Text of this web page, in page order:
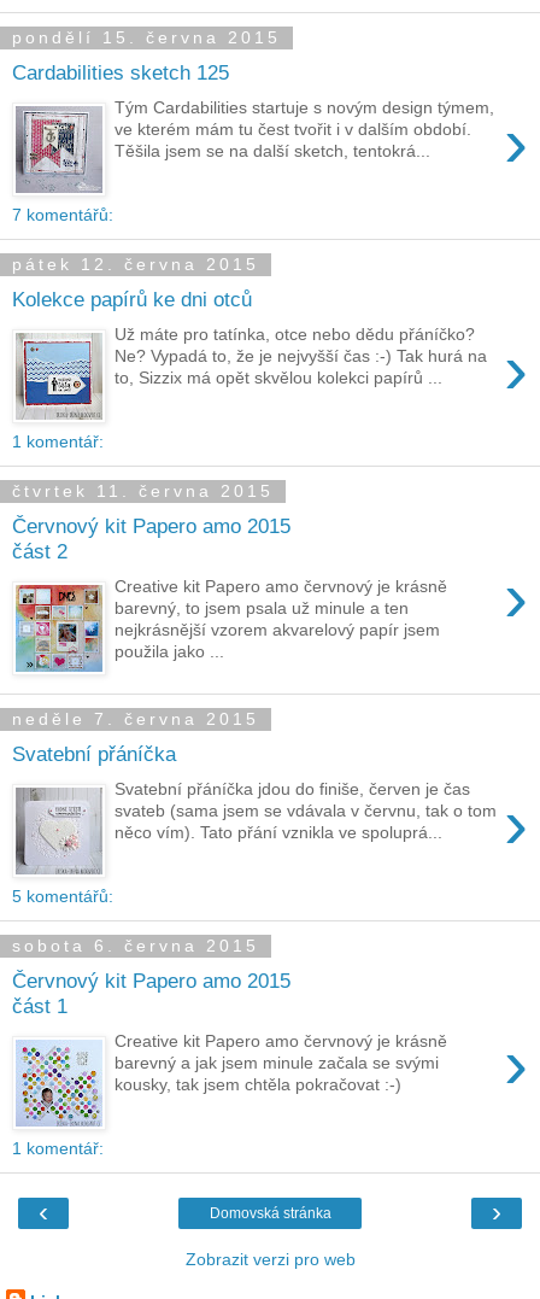
pondělí 15. června 2015
Cardabilities sketch 125
›
Tým Cardabilities startuje s novým design týmem,
ve kterém mám tu čest tvořit i v dalším období.
Těšila jsem se na další sketch, tentokrá...
7 komentářů:
pátek 12. června 2015
Kolekce papírů ke dni otců
›
Už máte pro tatínka, otce nebo dědu přáníčko?
Ne? Vypadá to, že je nejvyšší čas :-) Tak hurá na
to, Sizzix má opět skvělou kolekci papírů ...
1 komentář:
čtvrtek 11. června 2015
Červnový kit Papero amo 2015
část 2
›
Creative kit Papero amo červnový je krásně
barevný, to jsem psala už minule a ten
nejkrásnější vzorem akvarelový papír jsem
použila jako ...
neděle 7. června 2015
Svatební přáníčka
›
Svatební přáníčka jdou do finiše, červen je čas
svateb (sama jsem se vdávala v červnu, tak o tom
něco vím). Tato přání vznikla ve spoluprá...
5 komentářů:
sobota 6. června 2015
Červnový kit Papero amo 2015
část 1
›
Creative kit Papero amo červnový je krásně
barevný a jak jsem minule začala se svými
kousky, tak jsem chtěla pokračovat :-)
1 komentář:
‹ ›
Domovská stránka
Zobrazit verzi pro web